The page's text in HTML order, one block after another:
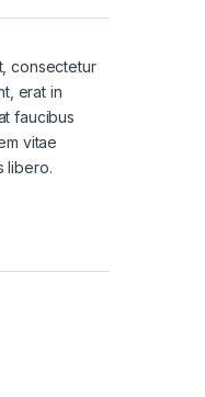
consectetur
erat in
faucibus
vitae
libero.